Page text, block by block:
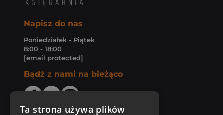
Napisz do nas
Poniedziałek - Piątek
8:00 - 18:00
[email protected]
Bądź z nami na bieżąco
Ta strona używa plików